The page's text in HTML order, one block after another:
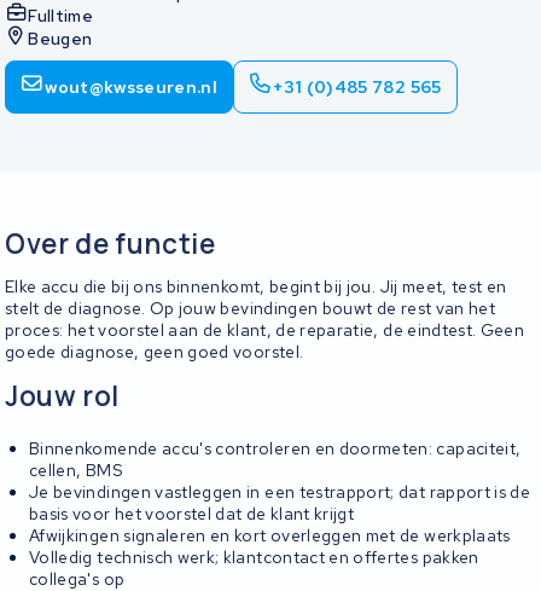
Fulltime
Beugen
wout@kwsseuren.nl +31 (0)485 782 565
Over de functie
Elke accu die bij ons binnenkomt, begint bij jou. Jij meet, test en
stelt de diagnose. Op jouw bevindingen bouwt de rest van het
proces: het voorstel aan de klant, de reparatie, de eindtest. Geen
goede diagnose, geen goed voorstel.
Jouw rol
Binnenkomende accu's controleren en doormeten: capaciteit,
cellen, BMS
Je bevindingen vastleggen in een testrapport; dat rapport is de
basis voor het voorstel dat de klant krijgt
Afwijkingen signaleren en kort overleggen met de werkplaats
Volledig technisch werk; klantcontact en offertes pakken
collega's op